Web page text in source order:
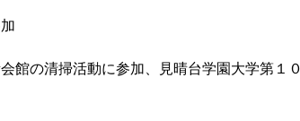
の清掃活動に参加、見晴台学園大学第１